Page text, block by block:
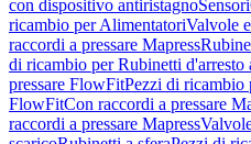
con dispositivo antiristagnoSensori
ricambio per AlimentatoriValvole
raccordi a pressare Mapress
di ricambio per Rubinetti d'arresto
pressare FlowFitPezzi di ricambio
FlowFitCon raccordi a pressare
raccordi a pressare Mapress